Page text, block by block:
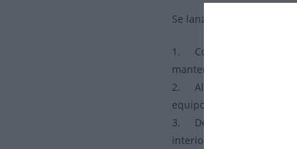
Se lanza bajo la marca
1. Consumo reducido,
mantenimiento
2. Al igual que el RAI
equipo ultra compacto,
3. Derivado de lo
interior.